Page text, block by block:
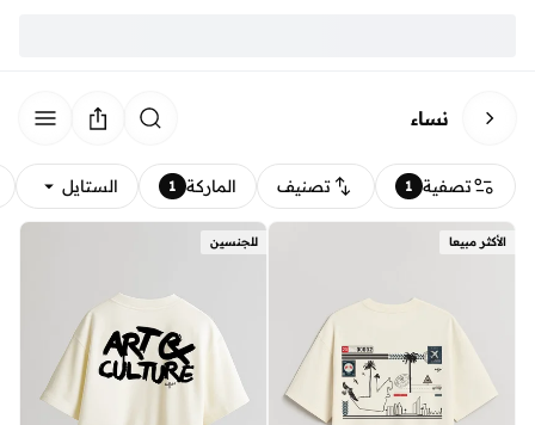
نساء
تصفية 1 تصنيف الماركة 1 الستايل
الأكثر مبيعا للجنسين